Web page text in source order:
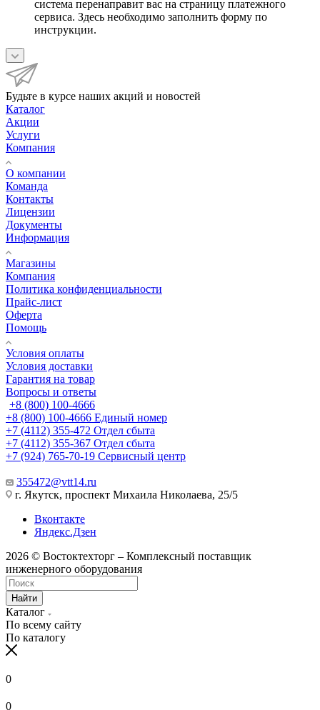
система перенаправит вас на страницу платежного
сервиса. Здесь необходимо заполнить форму по
инструкции.
Будьте в курсе наших акций и новостей
Каталог
Акции
Услуги
Компания
О компании
Команда
Контакты
Лицензии
Документы
Информация
Магазины
Компания
Политика конфиденциальности
Прайс-лист
Оферта
Помощь
Условия оплаты
Условия доставки
Гарантия на товар
Вопросы и ответы
+8 (800) 100-4666
+8 (800) 100-4666 Единый номер
+7 (4112) 355-472 Отдел сбыта
+7 (4112) 355-367 Отдел сбыта
+7 (924) 765-70-19 Сервисный центр
355472@vtt14.ru
г. Якутск, проспект Михаила Николаева, 25/5
Вконтакте
Яндекс.Дзен
2026 © Востоктехторг – Комплексный поставщик
инженерного оборудования
Найти
Каталог
По всему сайту
По каталогу
0
0